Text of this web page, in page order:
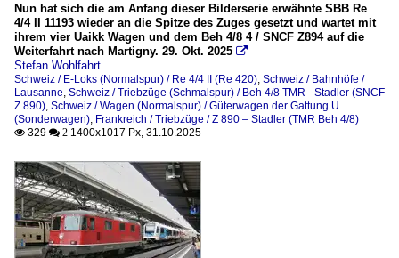
Nun hat sich die am Anfang dieser Bilderserie erwähnte SBB Re
4/4 II 11193 wieder an die Spitze des Zuges gesetzt und wartet mit
ihrem vier Uaikk Wagen und dem Beh 4/8 4 / SNCF Z894 auf die
Weiterfahrt nach Martigny. 29. Okt. 2025 
Stefan Wohlfahrt
Schweiz / E-Loks (Normalspur) / Re 4/4 II (Re 420), Schweiz / Bahnhöfe /
Lausanne, Schweiz / Triebzüge (Schmalspur) / Beh 4/8 TMR - Stadler (SNCF
Z 890), Schweiz / Wagen (Normalspur) / Güterwagen der Gattung U...
(Sonderwagen), Frankreich / Triebzüge / Z 890 – Stadler (TMR Beh 4/8)
 329  2 1400x1017 Px, 31.10.2025